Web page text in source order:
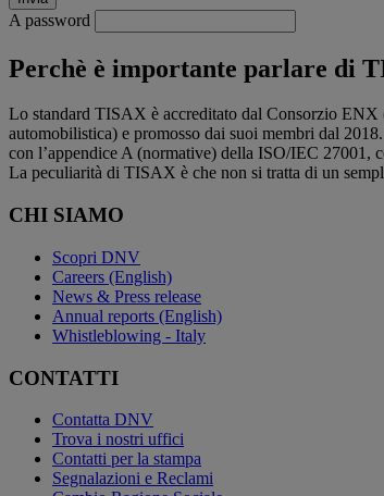
A password
Perchè è importante parlare di
Lo standard TISAX è accreditato dal Consorzio ENX
automobilistica) e promosso dai suoi membri dal
con l’appendice A (normative) della ISO/IEC 27001,
La peculiarità di TISAX è che non si tratta di un
CHI SIAMO
Scopri DNV
Careers (English)
News & Press release
Annual reports (English)
Whistleblowing - Italy
CONTATTI
Contatta DNV
Trova i nostri uffici
Contatti per la stampa
Segnalazioni e Reclami